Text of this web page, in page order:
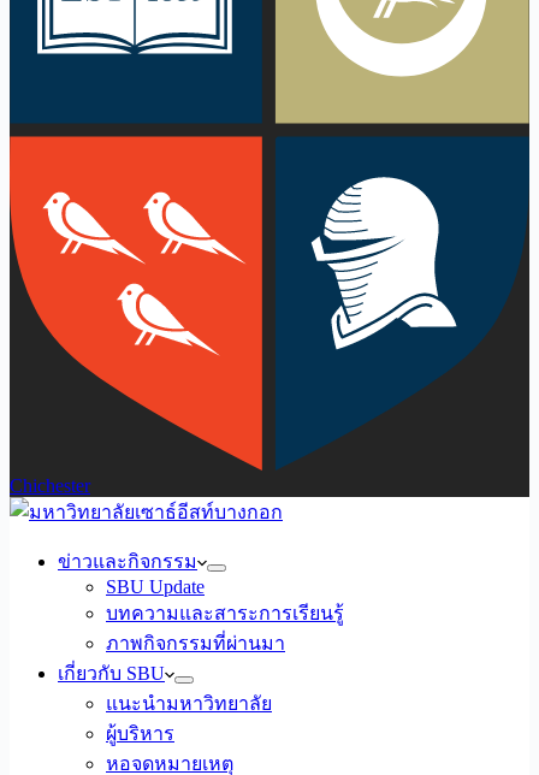
Chichester
ข่าวและกิจกรรม
SBU Update
บทความและสาระการเรียนรู้
ภาพกิจกรรมที่ผ่านมา
เกี่ยวกับ SBU
แนะนำมหาวิทยาลัย
ผู้บริหาร
หอจดหมายเหตุ